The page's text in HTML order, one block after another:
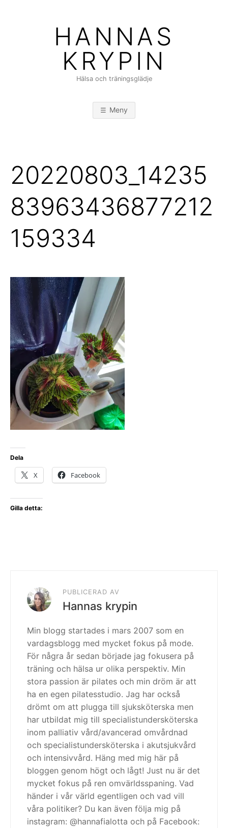
HANNAS
KRYPIN
Hälsa och träningsglädje
Meny
20220803_14235
83963436877212
159334
Dela
X Facebook
Gilla detta:
PUBLICERAD AV
Hannas krypin
Min blogg startades i mars 2007 som en
vardagsblogg med mycket fokus på mode.
För några år sedan började jag fokusera på
träning och hälsa ur olika perspektiv. Min
stora passion är pilates och min dröm är att
ha en egen pilatesstudio. Jag har också
drömt om att plugga till sjuksköterska men
har utbildat mig till specialistundersköterska
inom palliativ vård/avancerad omvårdnad
och specialistundersköterska i akutsjukvård
och intensivvård. Häng med mig här på
bloggen genom högt och lågt! Just nu är det
mycket fokus på ren omvärldsspaning. Vad
händer i vår värld egentligen och vad vill
våra politiker? Du kan även följa mig på
instagram: @hannafialotta och på Facebook: